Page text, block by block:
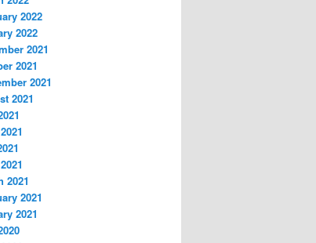
2022
2022
2021
2021
2021
2021
2021
2021
2021